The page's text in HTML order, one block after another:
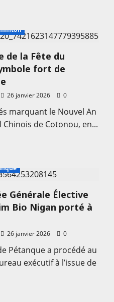
de la Fête du
fort de
26 janvier 2026 0
marquant le Nouvel An
de Cotonou, en...
Générale Élective
Bio Nigan porté à
26 janvier 2026 0
Pétanque a procédé au
exécutif à l’issue de